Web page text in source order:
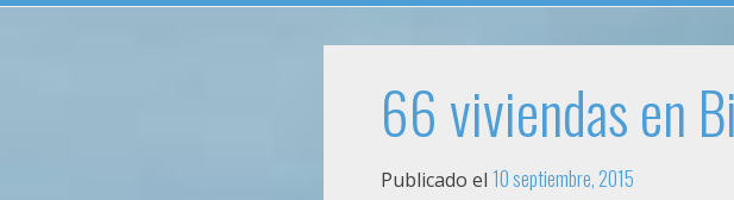
66 viviendas en
Publicado el 10 septiembre, 2015